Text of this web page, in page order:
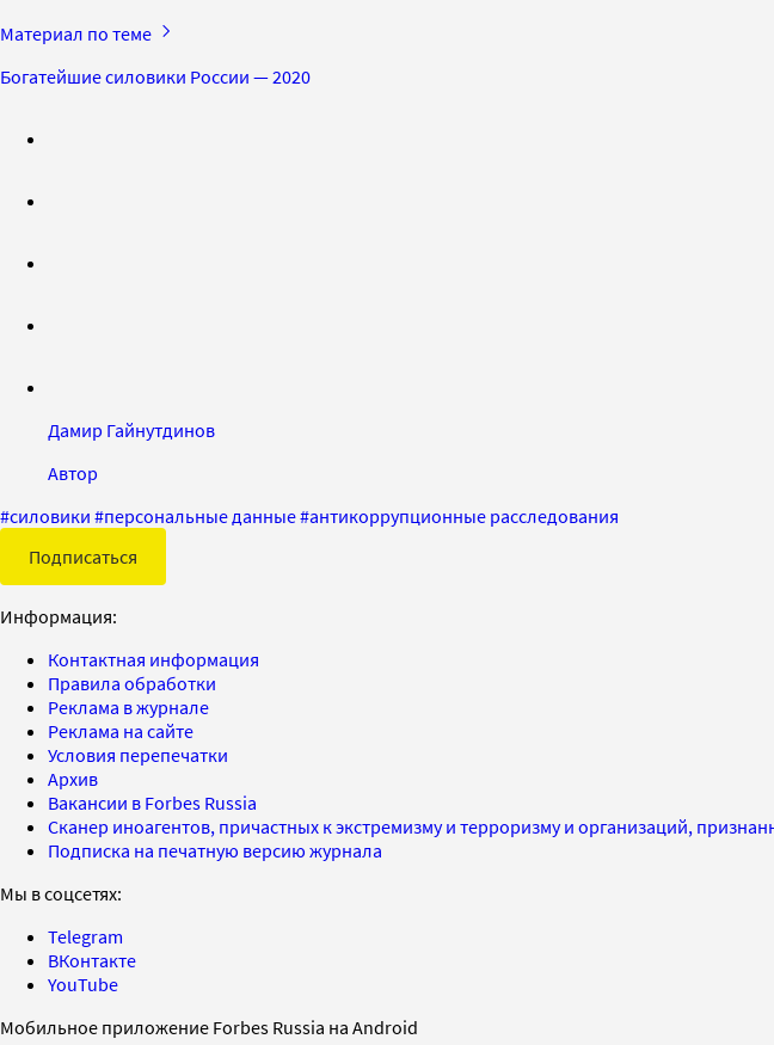
Материал по теме
Богатейшие силовики России — 2020
Дамир Гайнутдинов
Автор
#силовики #персональные данные#антикоррупционные расследования
Подписаться
Информация:
Контактная информация
Правила обработки
Реклама в журнале
Реклама на сайте
Условия перепечатки
Архив
Вакансии в Forbes Russia
Сканер иноагентов, причастных к экстремизму и терроризму и организаций,
Подписка на печатную версию журнала
Мы в соцсетях:
Telegram
ВКонтакте
YouTube
Мобильное приложение Forbes Russia на Android